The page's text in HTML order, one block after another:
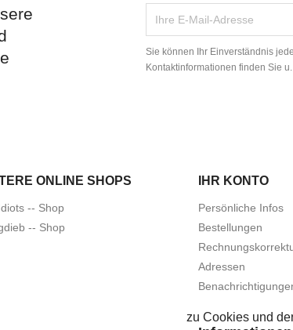
Sie können Ihr Einverständnis
Kontaktinformationen finden Sie
ONLINE SHOPS
-- Shop
-- Shop
IHR KONTO
Persönliche Infos
Bestellungen
Adressen
zu Cookies und